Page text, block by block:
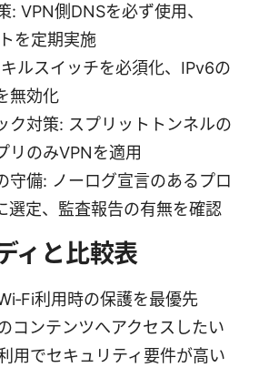
: VPN側DNSを必ず使用、
を定期実施
ルスイッチを必須化、IPv6の
無効化
ク対策: スプリットトンネルの
リのみVPNを適用
守備: ノーログ宣言のあるプロ
選定、監査報告の有無を確認
ィと比較表
利用時の保護を最優先
コンテンツへアクセスしたい
用でセキュリティ要件が高い